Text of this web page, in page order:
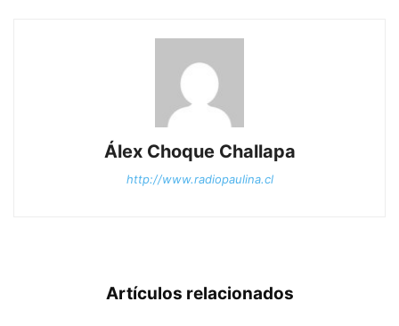
Álex Choque Challapa
http://www.radiopaulina.cl
Artículos relacionados